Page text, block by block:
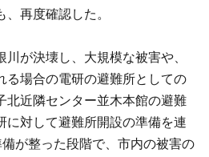
再度確認した。
川が決壊し、大規模な被害や、
る場合の電研の避難所としての
北近隣センター並木本館の避難
に対して避難所開設の準備を連
が整った段階で、市内の被害の